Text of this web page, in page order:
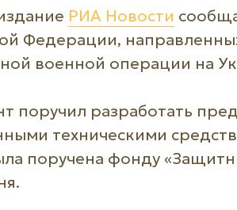
РИА Новости
Федерации,
военной операции на
поручил разработать
техническими
поручена фонду